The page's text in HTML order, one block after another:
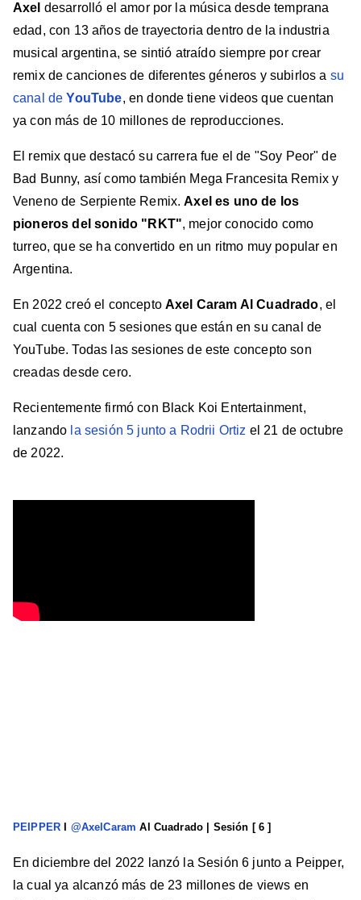
Axel desarrolló el amor por la música desde temprana
edad, con 13 años de trayectoria dentro de la industria
musical argentina, se sintió atraído siempre por crear
remix de canciones de diferentes géneros y subirlos a su
canal deYouTube, en donde tiene videos que cuentan
ya con más de 10 millones de reproducciones.
El remix que destacó su carrera fue el de "Soy Peor" de
Bad Bunny, así como también Mega Francesita Remix y
Veneno de Serpiente Remix.Axel es uno de los
pioneros del sonido "RKT", mejor conocido como
turreo, que se ha convertido en un ritmo muy popular en
Argentina.
En 2022 creó el concepto Axel Caram Al Cuadrado, el
cual cuenta con 5 sesiones que están en su canal de
YouTube. Todas las sesiones de este concepto son
creadas desde cero.
Recientemente firmó con Black Koi Entertainment,
lanzando la sesión 5 junto a Rodrii Ortiz el 21 de octubre
de 2022.
PEIPPER @AxelCaram Al Cuadrado | Sesión [ 6 ]
En diciembre del 2022 lanzó la Sesión 6 junto a Peipper,
la cual ya alcanzó más de 23 millones de views en